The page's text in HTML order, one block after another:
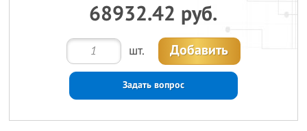
68932.42 руб.
шт. Добавить
Задать вопрос